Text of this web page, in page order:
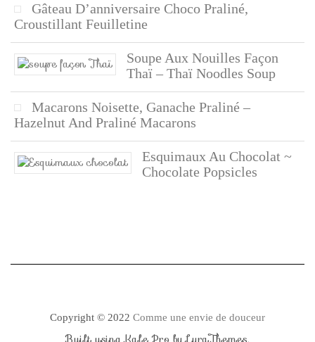
Gâteau D’anniversaire Choco Praliné,
Croustillant Feuilletine
Soupe Aux Nouilles Façon
Thaï – Thaï Noodles Soup
Macarons Noisette, Ganache Praliné –
Hazelnut And Praliné Macarons
Esquimaux Au Chocolat ~
Chocolate Popsicles
Copyright © 2022 Comme une envie de douceur